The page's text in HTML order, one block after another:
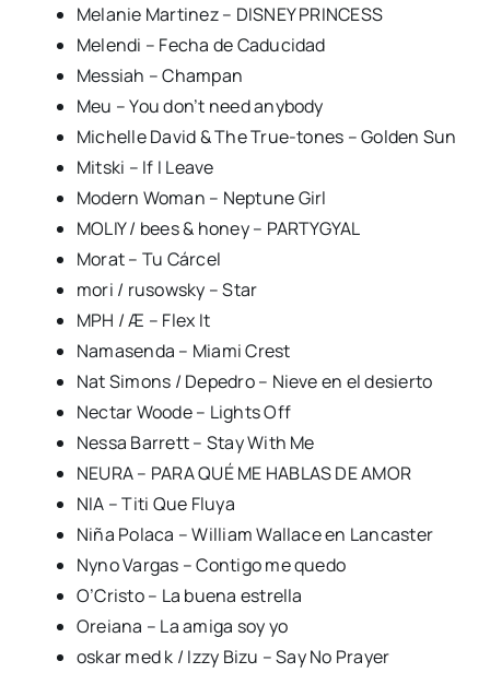
Melanie Martinez – DISNEY PRINCESS
Melendi – Fecha de Caducidad
Messiah – Champan
Meu – You don’t need anybody
Michelle David & The True-tones – Golden Sun
Mitski – If I Leave
Modern Woman – Neptune Girl
MOLIY / bees & honey – PARTYGYAL
Morat – Tu Cárcel
mori / rusowsky – Star
MPH / Æ – Flex It
Namasenda – Miami Crest
Nat Simons / Depedro – Nieve en el desierto
Nectar Woode – Lights Off
Nessa Barrett – Stay With Me
NEURA – PARA QUÉ ME HABLAS DE AMOR
NIA – Titi Que Fluya
Niña Polaca – William Wallace en Lancaster
Nyno Vargas – Contigo me quedo
O’Cristo – La buena estrella
Oreiana – La amiga soy yo
oskar med k / Izzy Bizu – Say No Prayer